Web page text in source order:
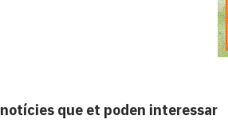
que et poden interessar